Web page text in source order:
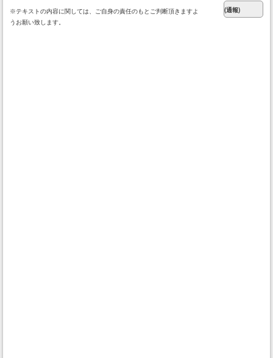
※テキストの内容に関しては、ご自身の責任のもとご判断頂きますよ
うお願い致します。